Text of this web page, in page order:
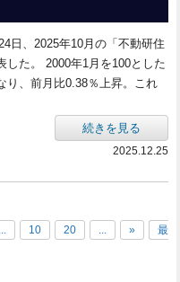
日、2025年10月の「不動研住
した。 2000年1月を100とした
り、前月比0.38％上昇。これ
続きを見る
2025.12.25
10 20 »
最